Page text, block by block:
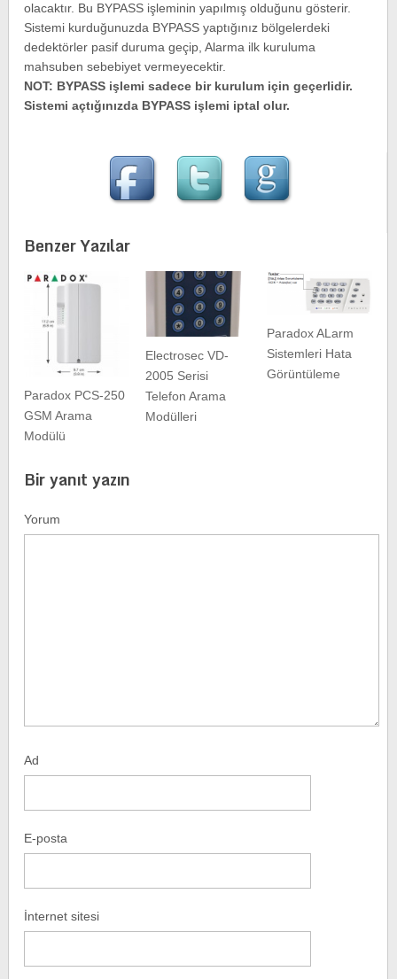
olacaktır. Bu BYPASS işleminin yapılmış olduğunu gösterir.
Sistemi kurduğunuzda BYPASS yaptığınız bölgelerdeki
dedektörler pasif duruma geçip, Alarma ilk kuruluma
mahsuben sebebiyet vermeyecektir.
NOT: BYPASS işlemi sadece bir kurulum için geçerlidir.
Sistemi açtığınızda BYPASS işlemi iptal olur.
Benzer Yazılar
Paradox PCS-250
GSM Arama
Modülü
Electrosec VD-
2005 Serisi
Telefon Arama
Modülleri
Paradox ALarm
Sistemleri Hata
Görüntüleme
Bir yanıt yazın
Yorum
Ad
E-posta
İnternet sitesi